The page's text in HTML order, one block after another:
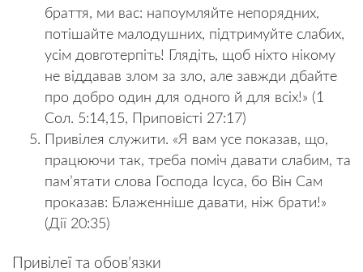
браття, ми вас: напоумляйте непорядних,
потішайте малодушних, підтримуйте слабих,
усім довготерпіть! Глядіть, щоб ніхто нікому
не віддавав злом за зло, але завжди дбайте
про добро один для одного й для всіх!» (1
Сол. 5:14,15, Приповісті 27:17)
Привілея служити. «Я вам усе показав, що,
працюючи так, треба поміч давати слабим, та
пам’ятати слова Господа Ісуса, бо Він Сам
проказав: Блаженніше давати, ніж брати!»
(Дії 20:35)
Привілеї та обов’язки